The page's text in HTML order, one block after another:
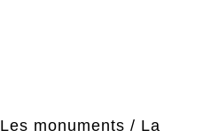
Les monuments / La